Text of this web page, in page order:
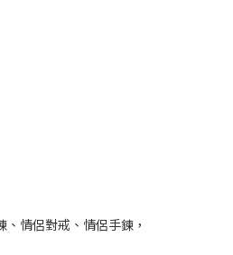
情侶對戒、情侶手鍊，